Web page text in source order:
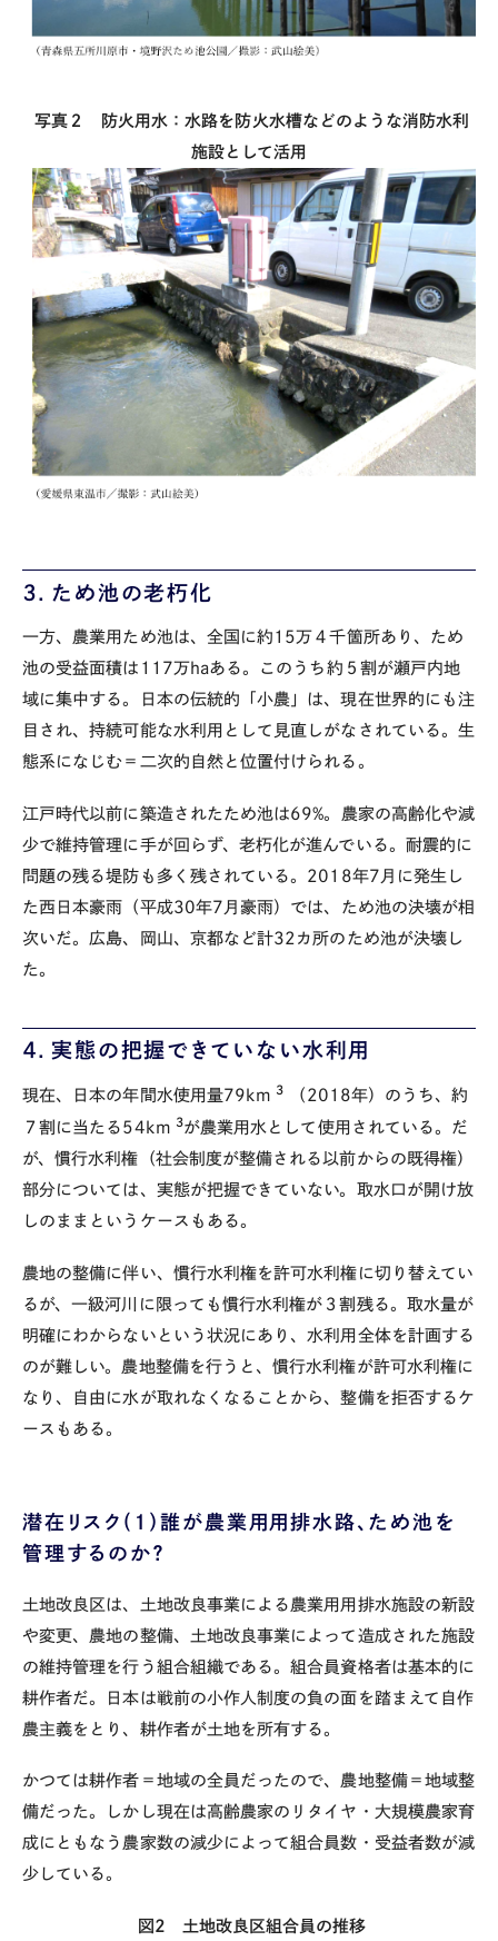
写真２ 防火用水：水路を防火水槽などのような消防水利
施設として活用
３．ため池の老朽化
一方、農業用ため池は、全国に約 15万４千箇所あり、ため
池の受益面積は 117万haある。このうち約５割が瀬戸内地
域に集中する。日本の伝統的「小農」は、現在世界的にも注
目され、持続可能な水利用として見直しがなされている。生
態系になじむ＝二次的自然と位置付けられる。
江戸時代以前に築造されたため池は69%。農家の高齢化や減
少で維持管理に手が回らず、老朽化が進んでいる。耐震的に
問題の残る堤防も多く残されている。 2018年7 月に発生し
た西日本豪雨（平成30年7 月豪雨）では、ため池の決壊が相
次いだ。広島、岡山、京都など計32 カ所のため池が決壊し
た。
４．実態の把握できていない水利用
現在、日本の年間水使用量79km 3 （ 2018年）のうち、約
７割に当たる 54km 3が農業用水として使用されている。だ
が、慣行水利権（社会制度が整備される以前からの既得権）
部分については、実態が把握できていない。取水口が開け放
しのままというケースもある。
農地の整備に伴い、慣行水利権を許可水利権に切り替えてい
るが、一級河川に限っても慣行水利権が３割残る。取水量が
明確にわからないという状況にあり、水利用全体を計画する
のが難しい。農地整備を行うと、慣行水利権が許可水利権に
なり、自由に水が取れなくなることから、整備を拒否するケ
ースもある。
潜在リスク ( １）誰が農業用用排水路、ため池を
管理するのか？
土地改良区は、土地改良事業による農業用用排水施設の新設
や変更、農地の整備、土地改良事業によって造成された施設
の維持管理を行う組合組織である。組合員資格者は基本的に
耕作者だ。日本は戦前の小作人制度の負の面を踏まえて自作
農主義をとり、耕作者が土地を所有する。
かつては耕作者＝地域の全員だったので、農地整備＝地域整
備だった。しかし現在は高齢農家のリタイヤ・大規模農家育
成にともなう農家数の減少によって組合員数・受益者数が減
少している。
図 2 土地改良区組合員の推移